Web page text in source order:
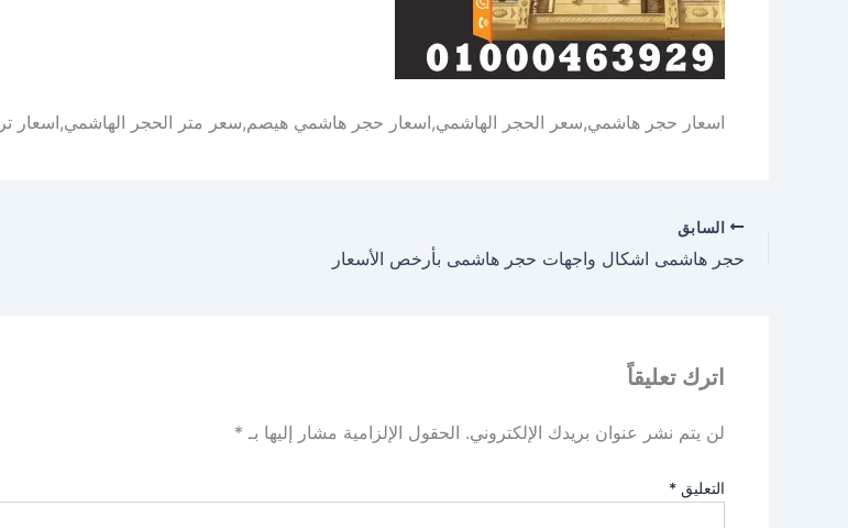
اسعار حجر هاشمي,سعر الحجر الهاشمي,اسعار حجر هاشمي هيصم,سعر متر الحجر
السابق
حجر هاشمى اشكال واجهات حجر هاشمى بأرخص الأسعار
اترك تعليقاً
لن يتم نشر عنوان بريدك الإلكتروني. الحقول الإلزامية مشار إليها بـ *
التعليق *